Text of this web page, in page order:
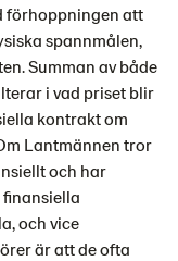
förhoppningen att
spannmålen,
Summan av både
i vad priset blir
kontrakt om
Lantmännen tror
och har
och vice
är att de ofta